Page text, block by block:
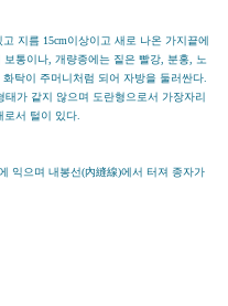
지름 15cm이상이고 새로 나온 가지끝에
통이나, 개량종에는 짙은 빨강, 분홍, 노
탁이 주머니처럼 되어 자방을 둘러싼다.
가 같지 않으며 도란형으로서 가장자리
서 털이 있다.
익으며 내봉선(內縫線)에서 터져 종자가